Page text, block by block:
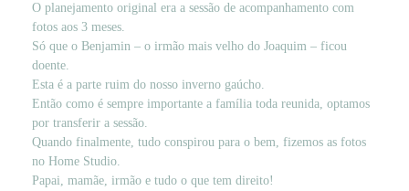
O planejamento original era a sessão de acompanhamento com
fotos aos 3 meses.
Só que o Benjamin – o irmão mais velho do Joaquim – ficou
doente.
Esta é a parte ruim do nosso inverno gaúcho.
Então como é sempre importante a família toda reunida, optamos
por transferir a sessão.
Quando finalmente, tudo conspirou para o bem, fizemos as fotos
no Home Studio.
Papai, mamãe, irmão e tudo o que tem direito!